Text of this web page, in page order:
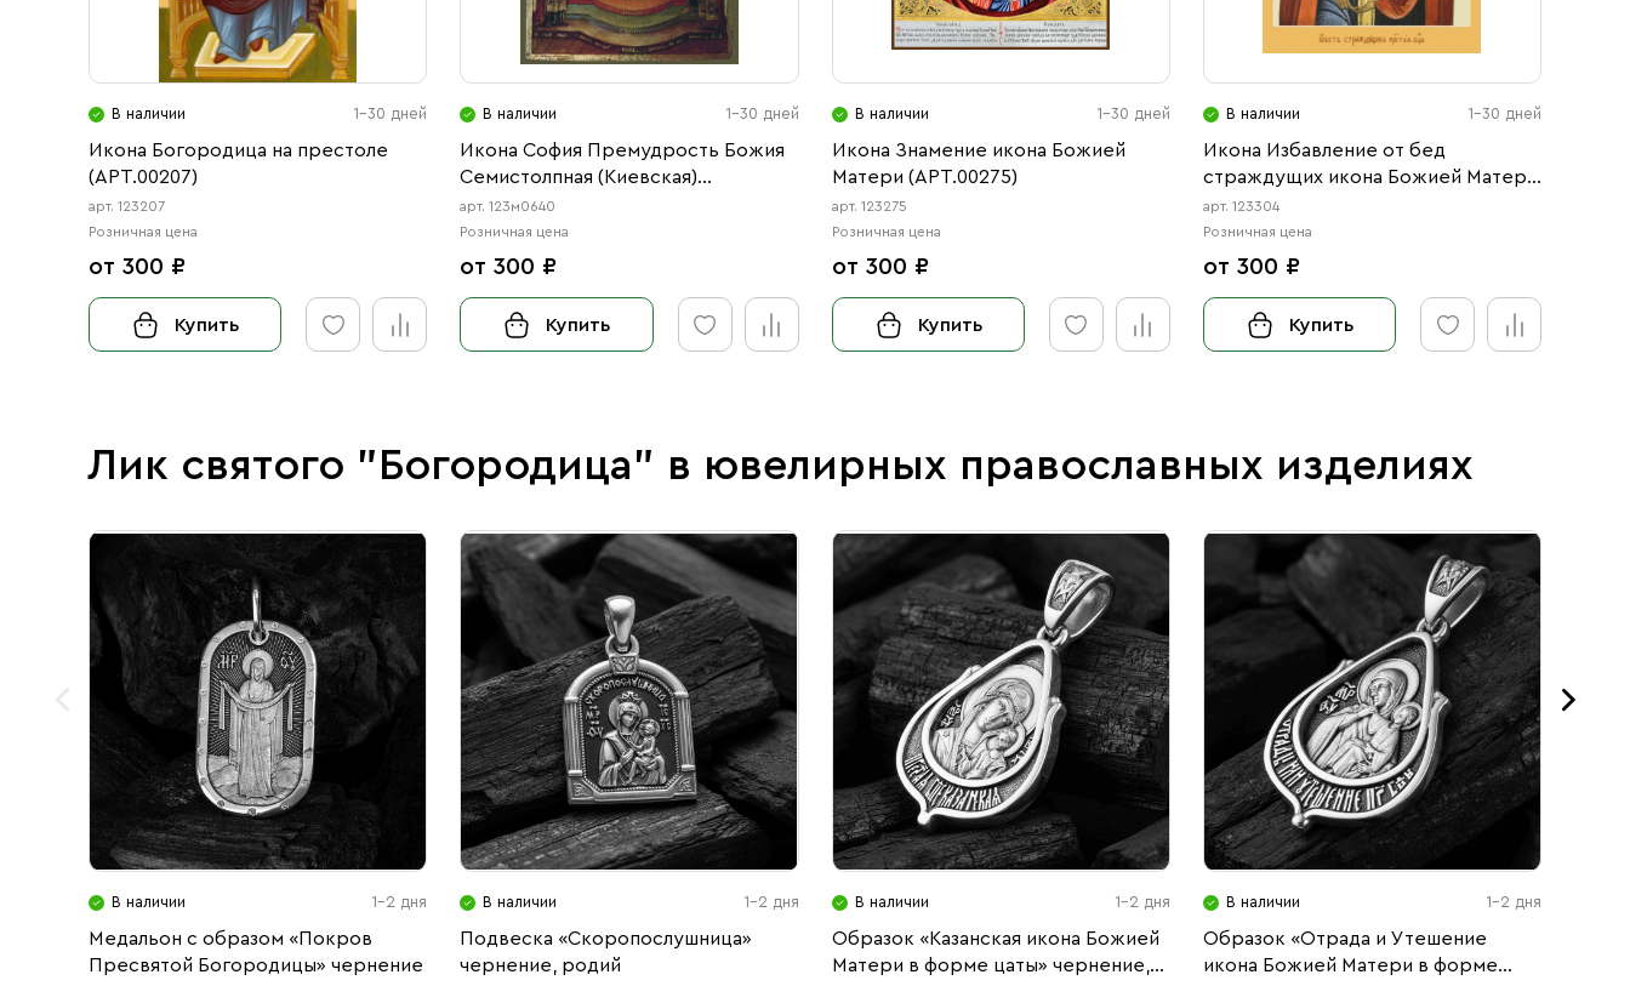
В наличии 1-30 дней
Икона Богородица на престоле
(АРТ.00207)
арт. 123207
Розничная цена
от 300 ₽
Купить
В наличии 1-30 дней
Икона София Премудрость Божия
Семистолпная (Киевская)
(АРТ.м0640)
арт. 123м0640
Розничная цена
от 300 ₽
Купить
В наличии 1-30 дней
Икона Знамение икона Божией
Матери (АРТ.00275)
арт. 123275
Розничная цена
от 300 ₽
Купить
В наличии 1-30 дней
Икона Избавление от бед
страждущих икона Божией Матери
(АРТ.00304)
арт. 123304
Розничная цена
от 300 ₽
Купить
Лик святого "Богородица" в ювелирных православных изделиях
В наличии 1-2 дня
Медальон с образом «Покров
Пресвятой Богородицы» чернение
В наличии 1-2 дня
Подвеска «Скоропослушница»
чернение, родий
В наличии 1-2 дня
Образок «Казанская икона Божией
Матери в форме цаты» чернение,
В наличии 1-2 дня
Образок «Отрада и Утешение
икона Божией Матери в форме